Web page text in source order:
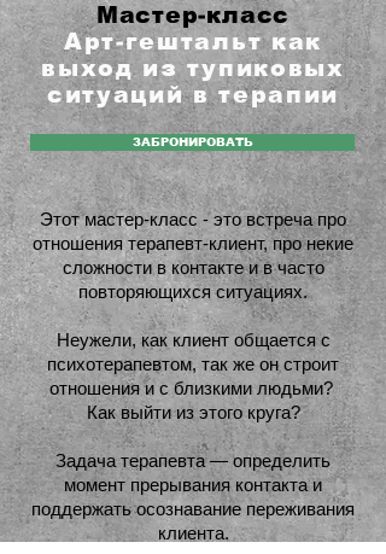
Мастер-класс
Арт-гештальт как
выход из тупиковых
ситуаций в терапии
ЗАБРОНИРОВАТЬ
Этот мастер-класс - это встреча про
отношения терапевт-клиент, про некие
сложности в контакте и в часто
повторяющихся ситуациях.
Неужели, как клиент общается с
психотерапевтом, так же он строит
отношения и с близкими людьми?
Как выйти из этого круга?
Задача терапевта — определить
момент прерывания контакта и
поддержать осознавание переживания
клиента.